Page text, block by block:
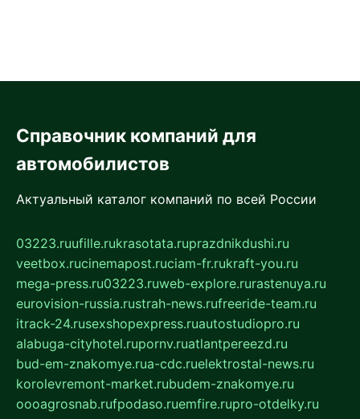
Справочник компаний для
автомобилистов
Актуальный каталог компаний по всей России
03223.ruufille.rukrasotata.ruprazdnikdushi.ru
veetbox.rucinemapost.ruciam-fr.rukraft-you.ru
mega-press.ru03223.ruweb-explore.rurastenuya.ru
eurovision-russia.rustrah-news.rufreeride-team.ru
itrack-24.rusexshopexpress.ruautostudiopro.ru
alabuga-cityhotel.rupornv.ruatlantpereezd.ru
bud-em-znakomye.rua-cdc.ruelektrostal-news.ru
korolevremont-market.rubudem-znakomye.ru
oooagrosnab.rufpodaso.ruemfire.rupro-otdelky.ru